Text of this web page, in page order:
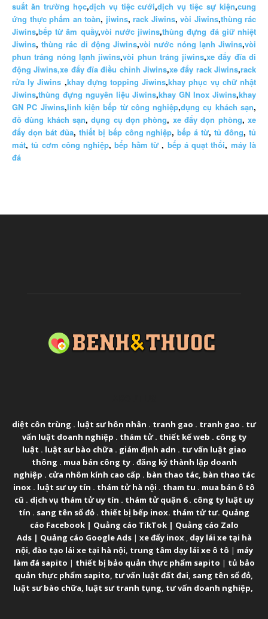
suất ăn trường học,dịch vụ tiệc cưới,dịch vụ tiệc sự kiện,cung
ứng thực phẩm an toàn, jiwins, rack Jiwins, vòi Jiwins,thùng rác
Jiwins,bếp từ âm quầy,vòi nước jiwins,thùng đựng đá giữ nhiệt
Jiwins,thùng rác di động Jiwins,vòi nước nóng lạnh Jiwins,vòi
phun tráng nóng lạnh jiwins,vòi phun tráng jiwins,xe đẩy đĩa di
động Jiwins,xe đẩy đĩa điều chỉnh Jiwins,xe đẩy rack Jiwins,rack
rửa ly Jiwins ,khay đựng topping Jiwins,khay phục vụ chữ nhật
Jiwins,thùng đựng nguyên liệu Jiwins,khay GN Inox Jiwins,khay
GN PC Jiwins,linh kiện bếp từ công nghiệp,dụng cụ khách sạn,
đồ dùng khách sạn,dụng cụ dọn phòng, xe đẩy dọn phòng,xe
đẩy dọn bát đũa, thiết bị bếp công nghiệp,bếp á từ,tủ đông,tủ
mát,tủ cơm công nghiệp,bếp hầm từ , bếp á quạt thổi, máy là
đá
diệt côn trùng . luật sư hôn nhân . tranh gao . tranh gao . tư
vấn luật doanh nghiệp . thám tử. thiết kế web . công ty
luật . luật sư bào chữa . giám định adn . tư vấn luật giao
thông . mua bán công ty. đăng ký thành lập doanh
nghiệp . cửa nhôm kính cao cấp . bàn thao tác, bàn thao tác
inox . luật sư uy tín . thám tử hà nội . tham tu . mua bán ô tô
cũ . dịch vụ thám tử uy tín . thám tử quận 6. công ty luật uy
tín . sang tên sổ đỏ . thiết bị bếp inox. thám tử tư. Quảng
cáo Facebook| Quảng cáo TikTok| Quảng cáo Zalo
Ads| Quảng cáo Google Ads| xe đẩy inox, dạy lái xe tại hà
nội, đào tạo lái xe tại hà nội, trung tâm dạy lái xe ô tô | máy
làm đá sapito | thiết bị bảo quản thực phẩm sapito | tủ bảo
quản thực phẩm sapito, tư vấn luật đất đai, sang tên sổ đỏ,
luật sư bào chữa, luật sư tranh tụng, tư vấn doanh nghiệp,